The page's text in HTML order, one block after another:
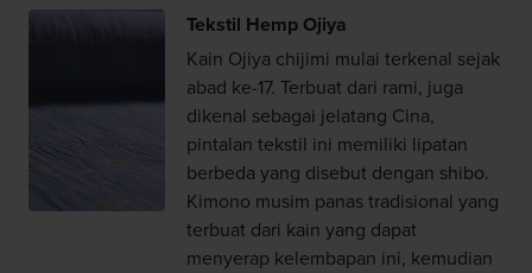
Tekstil Hemp Ojiya
Kain Ojiya chijimi mulai terkenal sejak
abad ke-17. Terbuat dari rami, juga
dikenal sebagai jelatang Cina,
pintalan tekstil ini memiliki lipatan
berbeda yang disebut dengan shibo.
Kimono musim panas tradisional yang
terbuat dari kain yang dapat
menyerap kelembapan ini, kemudian